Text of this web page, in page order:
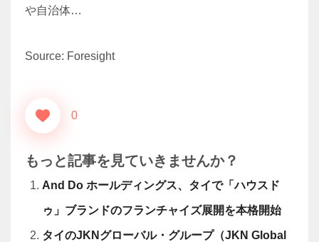
や自治体…
Source: Foresight
0
もっと記事を見ていきませんか？
And Do ホールディングス、タイで「ハウスド
ゥ」ブランドのフランチャイズ展開を本格開始
タイのJKNグローバル・グループ（JKN Global